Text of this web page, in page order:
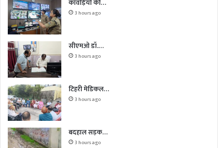
कांवड़ियों की…
3 hours ago
सीएमओ डॉ.…
3 hours ago
टिहरी मेडिकल…
3 hours ago
बदहाल सड़क…
3 hours ago